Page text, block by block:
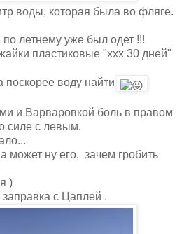
воды, которая была во фляге.
летнему уже был одет !!!
пластиковые "ххх 30 дней"
поскорее воду найти
и Варваровкой боль в правом
силе с левым.
может ну его, зачем гробить
)
с Цаплей .